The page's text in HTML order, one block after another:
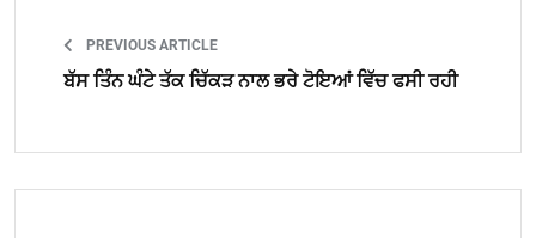
PREVIOUS ARTICLE
ਬੱਸ ਤਿੰਨ ਘੰਟੇ ਤੱਕ ਚਿੱਕੜ ਨਾਲ ਭਰੇ ਟੋਇਆਂ ਵਿੱਚ ਫਸੀ ਰਹੀ